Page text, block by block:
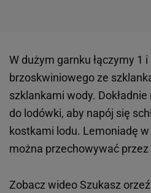
W dużym garnku łączymy 1
brzoskwiniowego ze
szklankami wody.
do lodówki, aby napój się
kostkami lodu. Lemoniadę
można przechowywać przez
Zobacz wideoSzukasz